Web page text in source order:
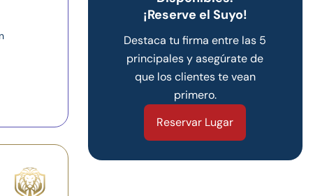
¡Reserve el Suyo!
Destaca tu firma entre las 5
principales y asegúrate de
que los clientes te vean
primero.
Reservar Lugar